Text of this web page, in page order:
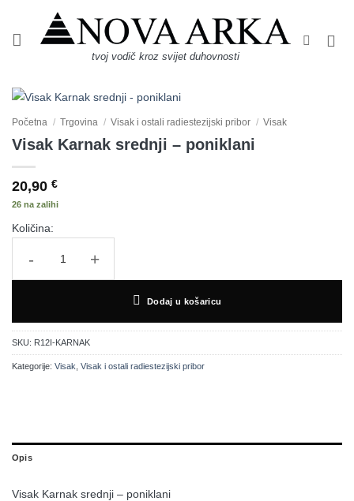
content
tvoj vodič kroz svijet duhovnosti
Početna / Trgovina / Visak i ostali radiestezijski pribor / Visak
Visak Karnak srednji – poniklani
20,90 €
26 na zalihi
Količina:
Dodaj u košaricu
SKU: R12I-KARNAK
Kategorije: Visak, Visak i ostali radiestezijski pribor
Opis
Visak Karnak srednji – poniklani